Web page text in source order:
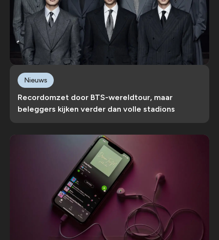
Recordomzet door BTS-wereldtour, maar
beleggers kijken verder dan volle stadions
Nieuws